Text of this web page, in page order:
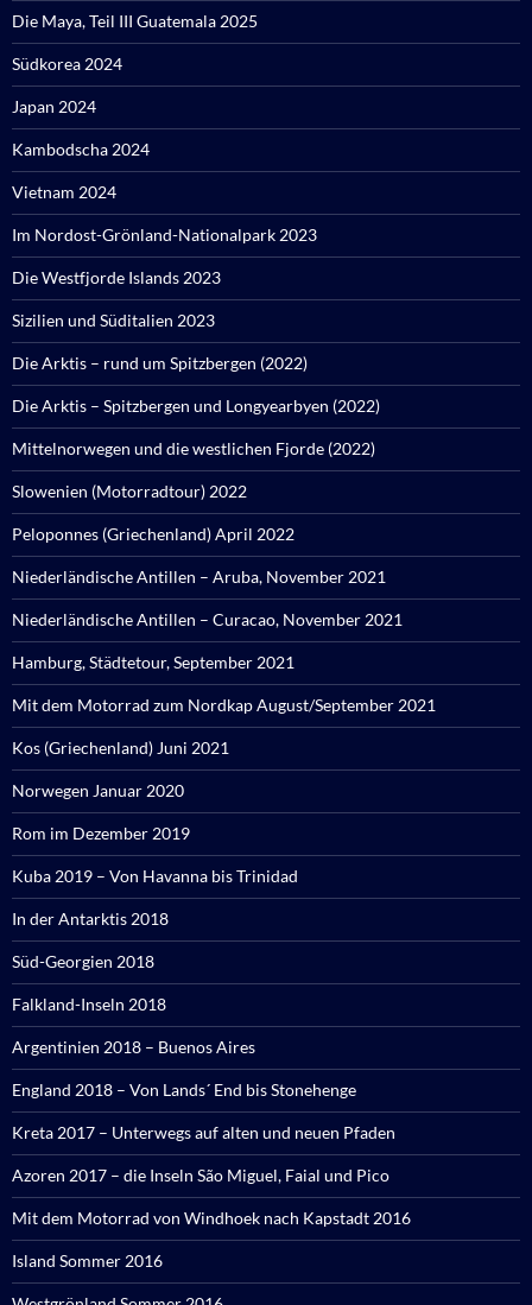
Die Maya, Teil III Guatemala 2025
Südkorea 2024
Japan 2024
Kambodscha 2024
Vietnam 2024
Im Nordost-Grönland-Nationalpark 2023
Die Westfjorde Islands 2023
Sizilien und Süditalien 2023
Die Arktis – rund um Spitzbergen (2022)
Die Arktis – Spitzbergen und Longyearbyen (2022)
Mittelnorwegen und die westlichen Fjorde (2022)
Slowenien (Motorradtour) 2022
Peloponnes (Griechenland) April 2022
Niederländische Antillen – Aruba, November 2021
Niederländische Antillen – Curacao, November 2021
Hamburg, Städtetour, September 2021
Mit dem Motorrad zum Nordkap August/September 2021
Kos (Griechenland) Juni 2021
Norwegen Januar 2020
Rom im Dezember 2019
Kuba 2019 – Von Havanna bis Trinidad
In der Antarktis 2018
Süd-Georgien 2018
Falkland-Inseln 2018
Argentinien 2018 – Buenos Aires
England 2018 – Von Lands´ End bis Stonehenge
Kreta 2017 – Unterwegs auf alten und neuen Pfaden
Azoren 2017 – die Inseln São Miguel, Faial und Pico
Mit dem Motorrad von Windhoek nach Kapstadt 2016
Island Sommer 2016